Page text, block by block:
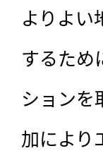
よりよい
するため
ションを
加により